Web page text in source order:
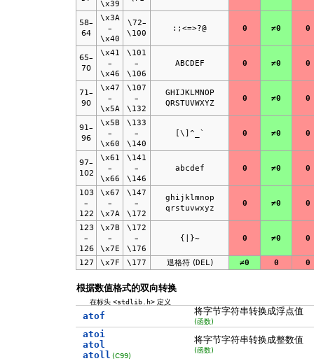
\x39
58–
64
\x3A
–
\x40
\72–
\100
:;<=>?@ 0 ≠0 0
65–
70
\x41
–
\x46
\101
–
\106
ABCDEF 0 ≠0 0
71–
90
\x47
–
\x5A
\107
–
\132
GHIJKLMNOP
QRSTUVWXYZ
0 ≠0 0
91–
96
\x5B
–
\x60
\133
–
\140
[\]^_` 0 ≠0 0
97–
102
\x61
–
\x66
\141
–
\146
abcdef 0 ≠0 0
103
–
122
\x67
–
\x7A
\147
–
\172
ghijklmnop
qrstuvwxyz
0 ≠0 0
123
–
126
\x7B
–
\x7E
\172
–
\176
{|}~ 0 ≠0 0
127 \x7F \177 退格符 (DEL) ≠0 0 0
根据数值格式的双向转换
在标头<stdlib.h> 定义
atof 将字节字符串转换成浮点值
(函数)
atoi
atol
atoll (C99)
将字节字符串转换成整数值
(函数)